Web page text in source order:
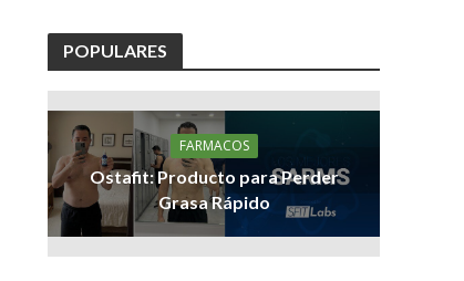
POPULARES
FARMACOS
Ostafit: Producto para Perder
Grasa Rápido